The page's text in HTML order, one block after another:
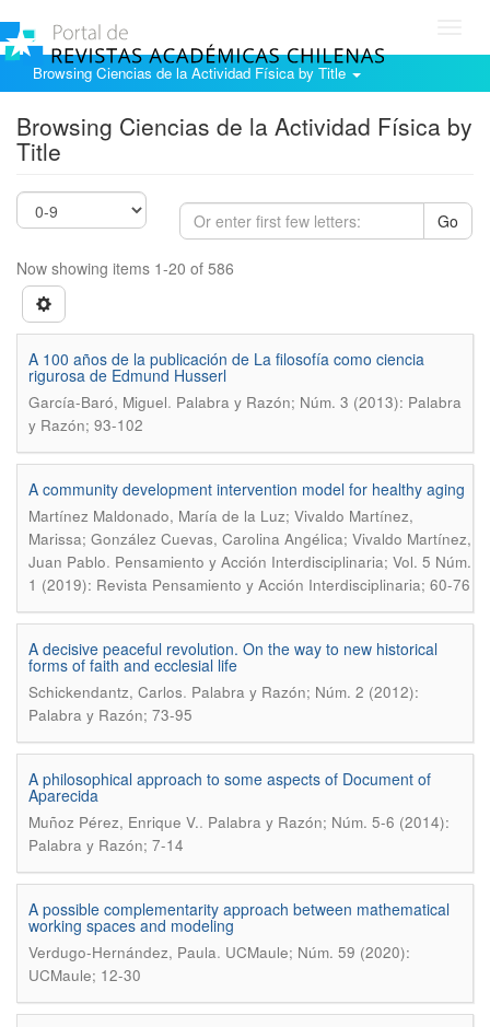
Browsing Ciencias de la Actividad Física by Title
Browsing Ciencias de la Actividad Física by
Title
Go
Now showing items 1-20 of 586
A 100 años de la publicación de La filosofía como ciencia
rigurosa de Edmund Husserl
García-Baró, Miguel. Palabra y Razón; Núm. 3 (2013): Palabra
y Razón; 93-102
A community development intervention model for healthy aging
Martínez Maldonado, María de la Luz; Vivaldo Martínez,
Marissa; González Cuevas, Carolina Angélica; Vivaldo Martínez,
Juan Pablo. Pensamiento y Acción Interdisciplinaria; Vol. 5 Núm.
1 (2019): Revista Pensamiento y Acción Interdisciplinaria; 60-76
A decisive peaceful revolution. On the way to new historical
forms of faith and ecclesial life
Schickendantz, Carlos. Palabra y Razón; Núm. 2 (2012):
Palabra y Razón; 73-95
A philosophical approach to some aspects of Document of
Aparecida
Muñoz Pérez, Enrique V.. Palabra y Razón; Núm. 5-6 (2014):
Palabra y Razón; 7-14
A possible complementarity approach between mathematical
working spaces and modeling
Verdugo-Hernández, Paula. UCMaule; Núm. 59 (2020):
UCMaule; 12-30